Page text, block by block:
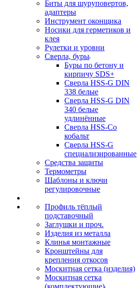
Биты для шуруповертов,
адаптеры
Инструмент оконщика
Носики для герметиков и
клея
Рулетки и уровни
Сверла, буры
Буры по бетону и
кирпичу SDS+
Сверла HSS-G DIN
338 белые
Сверла HSS-G DIN
340 белые
удлинённые
Сверла HSS-Co
кобальт
Сверла HSS-G
специализированные
Средства защиты
Термометры
Шаблоны и ключи
регулировочные
Профиль тёплый
подставочный
Заглушки и проч.
Изделия из металла
Клинья монтажные
Кронштейны для
крепления откосов
Москитная сетка (изделия)
Москитная сетка
(комплектующие)